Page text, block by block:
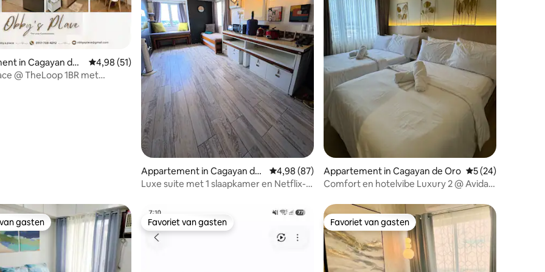
van 4,95 uit 5, 74 recensies
in Cagayan de
Gemiddelde beoordeling van 4,98 uit 5, 51 recensies
4,98 (51)
@ TheLoop 1BR met
Appartement in Cagayan de
Oro
Gemiddelde beoordeling van 4,98 uit 5, 87 recensies
4,98 (87)
Luxe suite met 1 slaapkamer en Netflix-
Appartement in Cagayan de Oro Gemiddelde
5 (24)
Comfort en hotelvibe Luxury 2 @ Avida
gasten
gasten Favoriet van gasten
Favoriet van gasten Favoriet van gasten
Favoriet van gasten